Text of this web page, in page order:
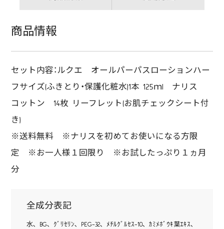
商品情報
セット内容：ルクエ オールパーパスローションハー
フサイズ(ふきとり・保護化粧水)1本 125ｍl ナリス
コットン 14枚 リーフレット(お肌チェックシート付
き)
※送料無料 ※ナリスを初めてお使いになる方限
定 ※お一人様１回限り ※お試したっぷり１ヵ月
分
全成分表記
水､ BG､ ｸﾞﾘｾﾘﾝ､ PEG-32､ ﾒﾁﾙｸﾞﾙｾｽ-10､ ｶﾐﾒﾎﾞｳｷ葉ｴｷｽ､